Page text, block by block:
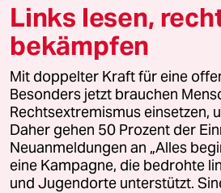
© 2026 taz Verlags und Vertriebs
Alle Rechte vorbehalten. Bei rechtlichen
wenden Sie sich bitte an
lizenzen@taz.de
Feedback Redaktionsstatut
Leitlinie Informant Datenschutz
Links lesen,
bekämpfen
Mit doppelter Kraft für eine
Besonders jetzt brauchen
Rechtsextremismus einsetzen,
Daher gehen 50 Prozent der
Neuanmeldungen an „Alles
eine Kampagne, die bedrohte
und Jugendorte unterstützt.